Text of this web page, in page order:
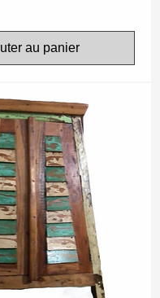
au panier